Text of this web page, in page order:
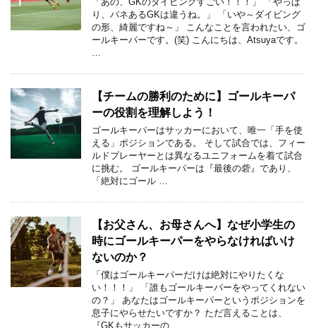
り、バネあるGKは違うね。」 「いや～ダイビング
の形、綺麗ですね～」 こんなことを言われたい、ゴ
ールキーパーです。(笑) こんにちは、Atsuyaです。
…
【チームの勝利のために】ゴールキーパ
ーの役割を理解しよう！
ゴールキーパーはサッカーにおいて、唯一「手を使
える」ポジションである。 そして試合では、フィー
ルドプレーヤーとは異なるユニフォームを着て試合
に挑む。 ゴールキーパーは『最後の砦』であり、
「絶対にゴール …
【お父さん、お母さんへ】なぜ小学生の
時にゴールキーパーをやらなければいけ
ないのか？
「僕はゴールキーパーだけは絶対にやりたくな
い！！！」 「誰もゴールキーパーをやってくれない
の？」 あなたはゴールキーパーというポジションを
息子にやらせたいですか？ ただ言えることは、
『GKもサッカーの …